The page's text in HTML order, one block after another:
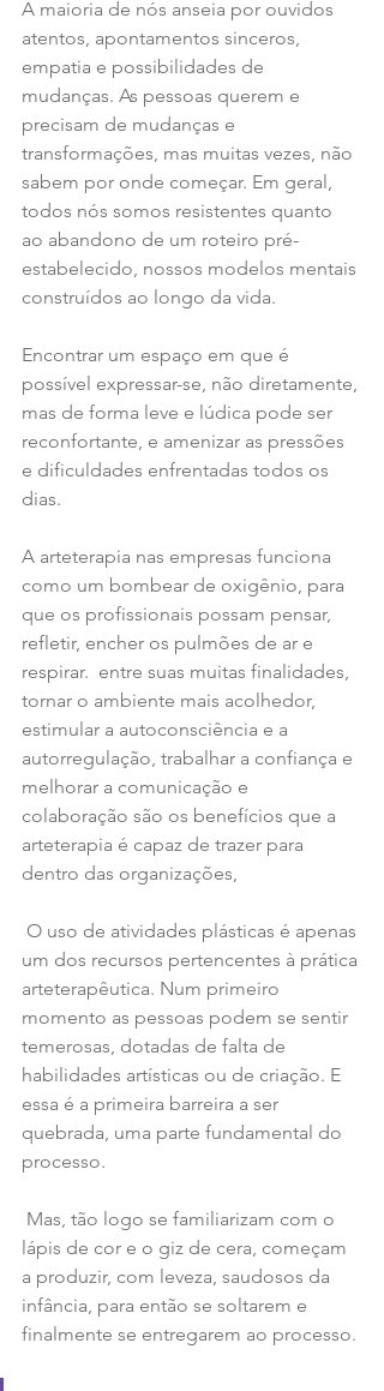
A maioria de nós anseia por ouvidos
atentos, apontamentos sinceros,
empatia e possibilidades de
mudanças. As pessoas querem e
precisam de mudanças e
transformações, mas muitas vezes, não
sabem por onde começar. Em geral,
todos nós somos resistentes quanto
ao abandono de um roteiro pré-
estabelecido, nossos modelos mentais
construídos ao longo da vida.
Encontrar um espaço em que é
possível expressar-se, não diretamente,
mas de forma leve e lúdica pode ser
reconfortante, e amenizar as pressões
e dificuldades enfrentadas todos os
dias.
A arteterapia nas empresas funciona
como um bombear de oxigênio, para
que os profissionais possam pensar,
refletir, encher os pulmões de ar e
respirar.  entre suas muitas finalidades,
tornar o ambiente mais acolhedor,
estimular a autoconsciência e a
autorregulação, trabalhar a confiança e
melhorar a comunicação e
colaboração são os benefícios que a
arteterapia é capaz de trazer para
dentro das organizações,
um dos recursos pertencentes à prática
arteterapêutica. Num primeiro
momento as pessoas podem se sentir
temerosas, dotadas de falta de
habilidades artísticas ou de criação. E
essa é a primeira barreira a ser
quebrada, uma parte fundamental do
processo.
lápis de cor e o giz de cera, começam
a produzir, com leveza, saudosos da
infância, para então se soltarem e
finalmente se entregarem ao processo.